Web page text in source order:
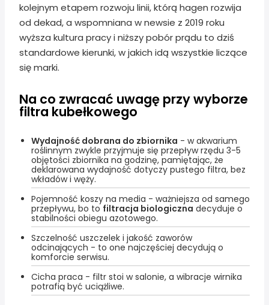
kolejnym etapem rozwoju linii, którą hagen rozwija
od dekad, a wspomniana w newsie z 2019 roku
wyższa kultura pracy i niższy pobór prądu to dziś
standardowe kierunki, w jakich idą wszystkie liczące
się marki.
Na co zwracać uwagę przy wyborze
filtra kubełkowego
Wydajność dobrana do zbiornika - w akwarium
roślinnym zwykle przyjmuje się przepływ rzędu 3-5
objętości zbiornika na godzinę, pamiętając, że
deklarowana wydajność dotyczy pustego filtra, bez
wkładów i węży.
Pojemność koszy na media - ważniejsza od samego
przepływu, bo to filtracja biologiczna decyduje o
stabilności obiegu azotowego.
Szczelność uszczelek i jakość zaworów
odcinających - to one najczęściej decydują o
komforcie serwisu.
Cicha praca - filtr stoi w salonie, a wibracje wirnika
potrafią być uciążliwe.